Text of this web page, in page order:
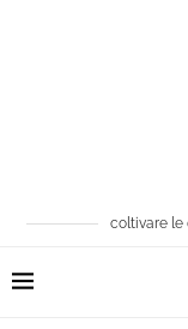
coltivare le